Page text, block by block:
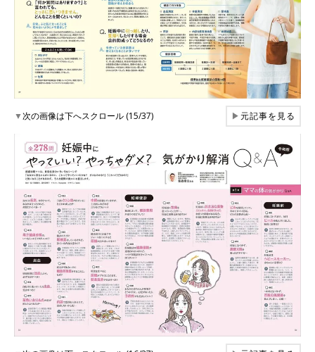
▼次の画像は下へスクロール (15/37) ▶元記事を見る